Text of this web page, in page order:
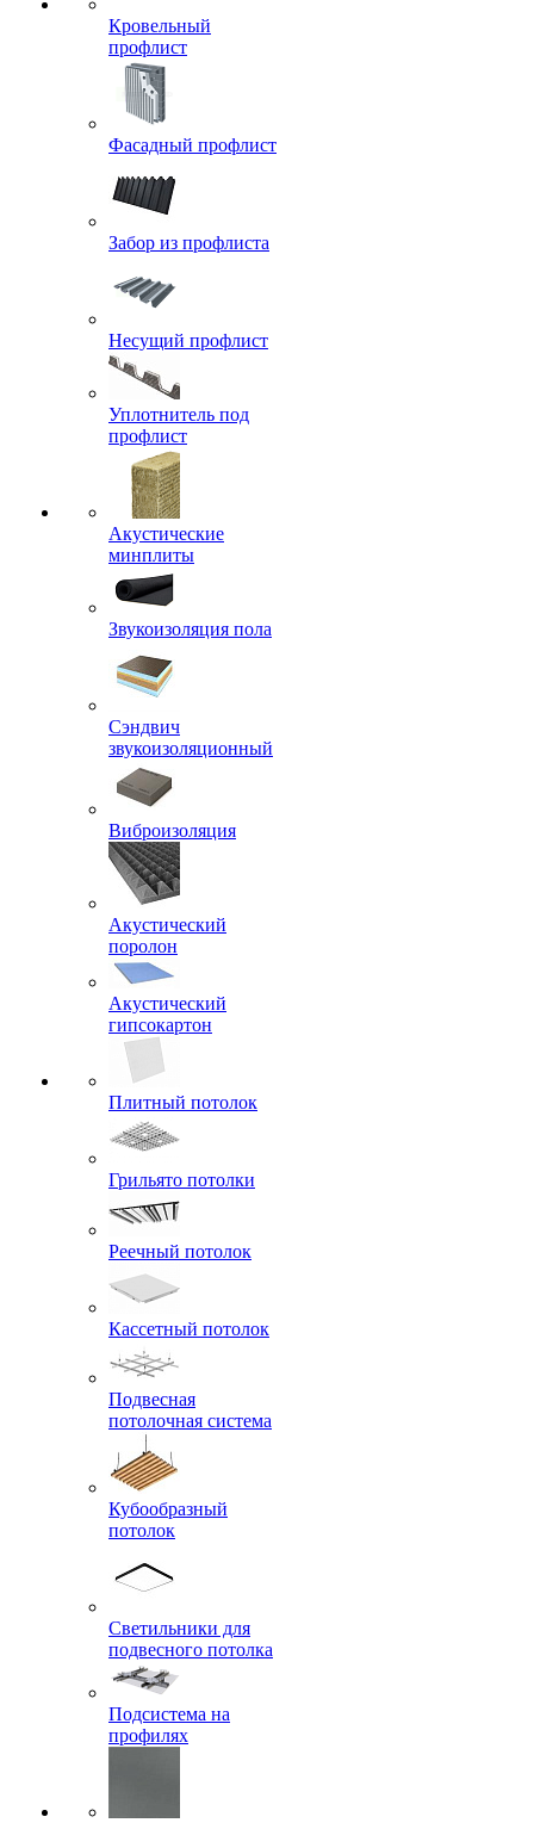
Кровельный
профлист
Фасадный профлист
Забор из профлиста
Несущий профлист
Уплотнитель под
профлист
Акустические
минплиты
Звукоизоляция пола
Сэндвич
звукоизоляционный
Виброизоляция
Акустический
поролон
Акустический
гипсокартон
Плитный потолок
Грильято потолки
Реечный потолок
Кассетный потолок
Подвесная
потолочная система
Кубообразный
потолок
Светильники для
подвесного потолка
Подсистема на
профилях